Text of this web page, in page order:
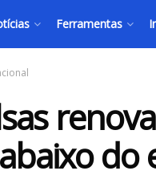
Ferramentas
do